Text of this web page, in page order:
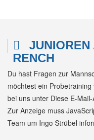
JUNIOREN
RENCH
Du hast Fragen zur
möchtest ein
bei uns unter Diese E-
Zur Anzeige muss
Team um Ingo Strübel